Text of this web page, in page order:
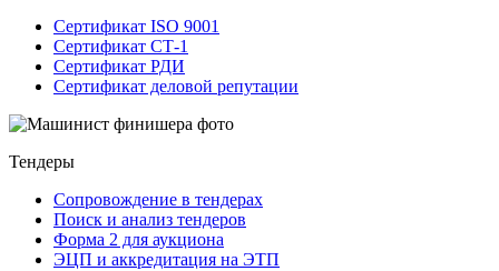
Сертификат ISO 9001
Сертификат СТ-1
Сертификат РДИ
Сертификат деловой репутации
Тендеры
Сопровождение в тендерах
Поиск и анализ тендеров
Форма 2 для аукциона
ЭЦП и аккредитация на ЭТП